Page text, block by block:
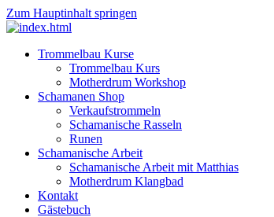
Zum Hauptinhalt springen
Trommelbau Kurse
Trommelbau Kurs
Motherdrum Workshop
Schamanen Shop
Verkaufstrommeln
Schamanische Rasseln
Runen
Schamanische Arbeit
Schamanische Arbeit mit Matthias
Motherdrum Klangbad
Kontakt
Gästebuch